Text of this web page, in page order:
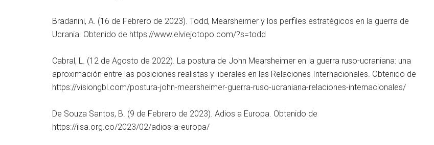
Bradanini, A. (16 de Febrero de 2023). Todd, Mearsheimer y los perfiles estratégicos en la guerra de
Ucrania. Obtenido de https://www.elviejotopo.com/?s=todd
Cabral, L. (12 de Agosto de 2022). La postura de John Mearsheimer en la guerra ruso-ucraniana: una
aproximación entre las posiciones realistas y liberales en las Relaciones Internacionales. Obtenido de
https://visiongbl.com/postura-john-mearsheimer-guerra-ruso-ucraniana-relaciones-internacionales/
De Souza Santos, B. (9 de Febrero de 2023). Adios a Europa. Obtenido de
https://ilsa.org.co/2023/02/adios-a-europa/